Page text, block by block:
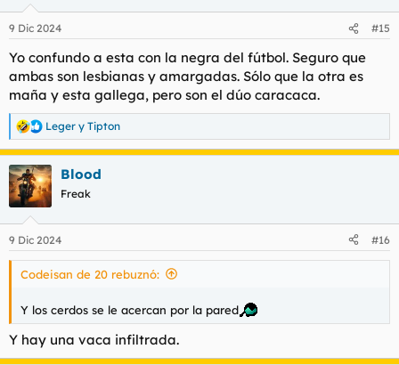
e
:
9 Dic 2024 #15
Yo confundo a esta con la negra del fútbol. Seguro que
ambas son lesbianas y amargadas. Sólo que la otra es
maña y esta gallega, pero son el dúo caracaca.
R
e
c
c
i
e
s
Leger y Tipton
Blood
Freak
9 Dic 2024 #16
Codeisan de 20 rebuznó:
Y los cerdos se le acercan por la pared
Y hay una vaca infiltrada.